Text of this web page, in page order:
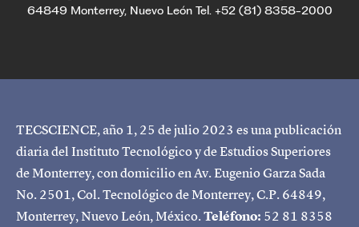
64849 Monterrey, Nuevo León Tel. +52 (81) 8358-2000
TECSCIENCE, año 1, 25 de julio 2023 es una publicación
diaria del Instituto Tecnológico y de Estudios Superiores
de Monterrey, con domicilio en Av. Eugenio Garza Sada
No. 2501, Col. Tecnológico de Monterrey, C.P. 64849,
Monterrey, Nuevo León, México.Teléfono: 52 81 8358